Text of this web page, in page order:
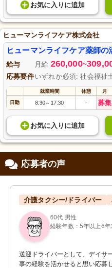
お気に入り に追加
ヒューマンライフケア株式会社
ヒューマンライフケア薬師
給与 月給 260,000~
応募要件いずれか必須: 社会福祉
就業時間 休憩 月
日勤 8:30～ 17:30 - 募集
お気に入り に追加
応募者の声
介護タクシー/ドライバー
60代 男性
経験年数：5年以上6年
送迎ドライバーとして、デイサ
事の経験を活かせると思い応募